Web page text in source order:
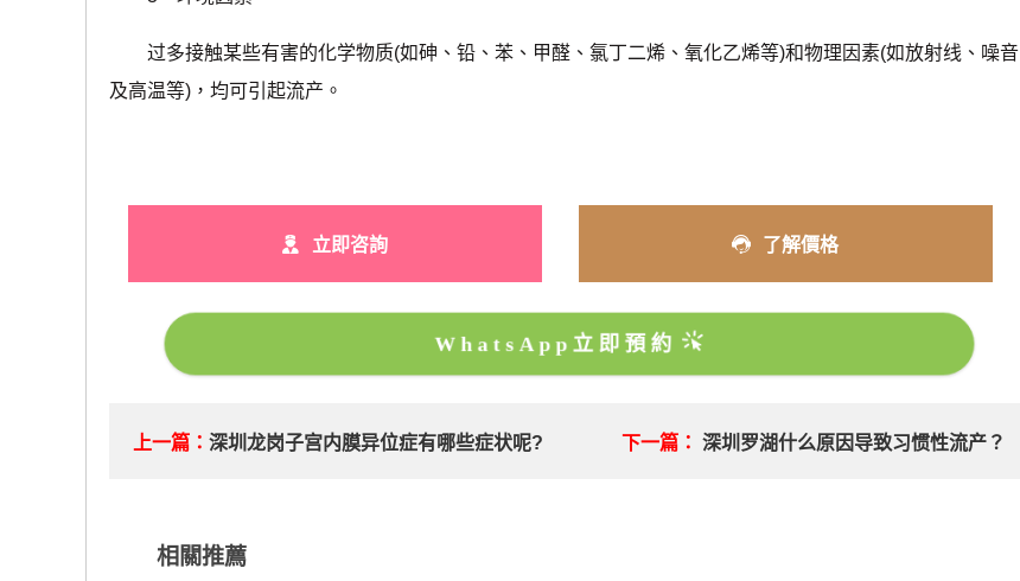
过多接触某些有害的化学物质(如砷、铅、苯、甲醛、氯丁二烯、氧化乙烯等)和物理因素(如放射线、噪音
及高温等)，均可引起流产。
立即咨詢 了解價格
WhatsApp立即預約
上一篇：深圳龙岗子宫内膜异位症有哪些症状呢? 下一篇： 深圳罗湖什么原因导致习惯性流产？
相關推薦